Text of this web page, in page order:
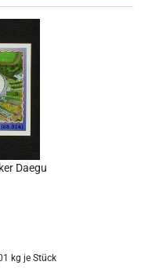
Daegu
kg je Stück